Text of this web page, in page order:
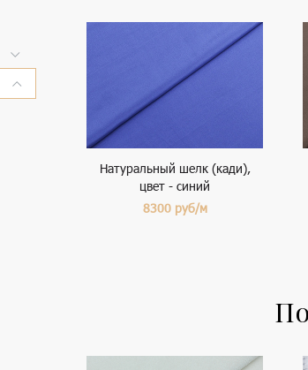
Натуральный шелк (кади),
цвет - синий
8300 руб/м